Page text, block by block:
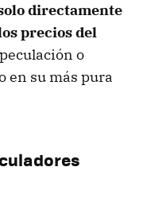
directamente
precios del
o
en su más pura